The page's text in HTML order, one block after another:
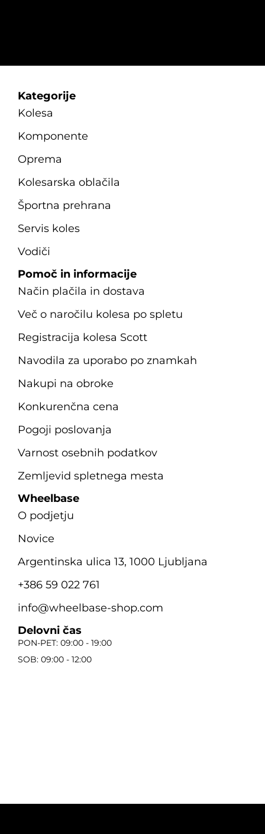
Kategorije
Kolesa
Komponente
Oprema
Kolesarska oblačila
Športna prehrana
Servis koles
Vodiči
Pomoč in informacije
Način plačila in dostava
Več o naročilu kolesa po spletu
Registracija kolesa Scott
Navodila za uporabo po znamkah
Nakupi na obroke
Konkurenčna cena
Pogoji poslovanja
Varnost osebnih podatkov
Zemljevid spletnega mesta
Wheelbase
O podjetju
Novice
Argentinska ulica 13, 1000 Ljubljana
+386 59 022 761
info@wheelbase-shop.com
Delovni čas
PON-PET: 09:00 - 19:00
SOB: 09:00 - 12:00